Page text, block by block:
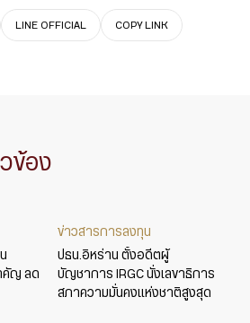
LINE OFFICIAL COPY LINK
ข้อง
คัญ ลด
ข่าวสารการลงทุน
ปธน.อิหร่าน ตั้งอดีตผู้
บัญชาการ IRGC นั่งเลขาธิการ
สภาความมั่นคงแห่งชาติสูงสุด